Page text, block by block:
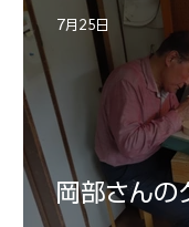
岡部さんの
7月25日